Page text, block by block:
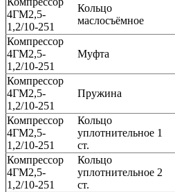
4ГМ2,5-
1,2/10-251
Кольцо
маслосъёмное
Компрессор
4ГМ2,5-
1,2/10-251
Муфта
Компрессор
4ГМ2,5-
1,2/10-251
Пружина
Компрессор
4ГМ2,5-
1,2/10-251
Кольцо
уплотнительное 1
ст.
Компрессор
4ГМ2,5-
1,2/10-251
Кольцо
уплотнительное 2
ст.